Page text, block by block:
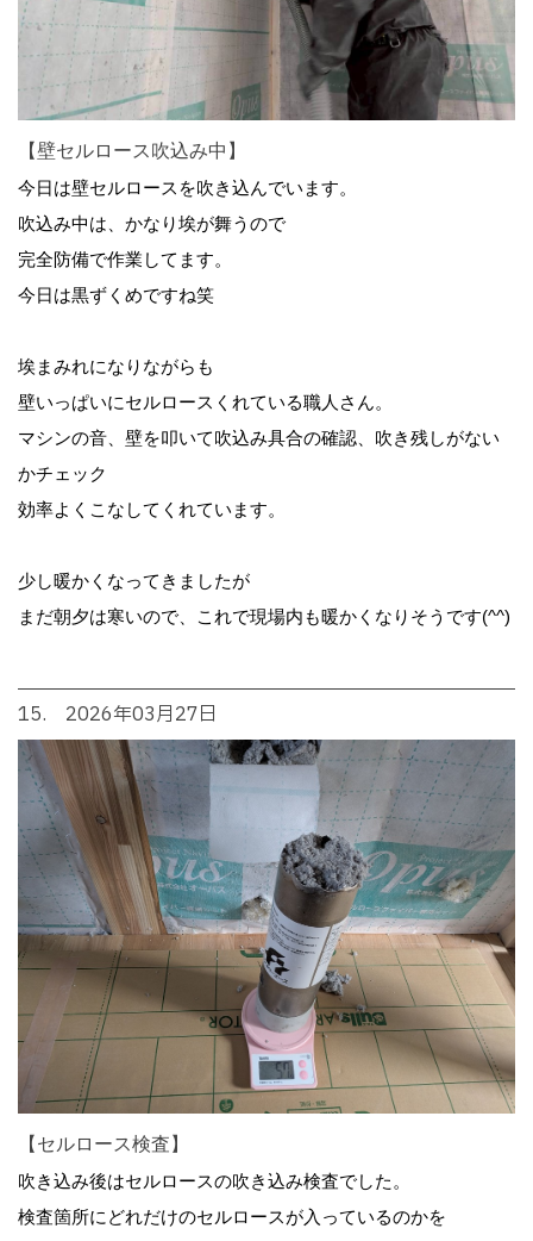
【壁セルロース吹込み中】
今日は壁セルロースを吹き込んでいます。
吹込み中は、かなり埃が舞うので
完全防備で作業してます。
今日は黒ずくめですね笑
埃まみれになりながらも
壁いっぱいにセルロースくれている職人さん。
マシンの音、壁を叩いて吹込み具合の確認、吹き残しがない
かチェック
効率よくこなしてくれています。
少し暖かくなってきましたが
まだ朝夕は寒いので、これで現場内も暖かくなりそうです(^^)
15. 2026年03月27日
【セルロース検査】
吹き込み後はセルロースの吹き込み検査でした。
検査箇所にどれだけのセルロースが入っているのかを